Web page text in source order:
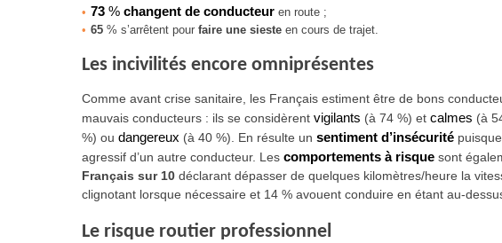
73 % changent de conducteur en route ;
65 % s’arrêtent pour faire une sieste en cours de trajet.
Les incivilités encore omniprésentes
Comme avant crise sanitaire, les Français estiment être de bons
mauvais conducteurs : ils se considèrent vigilants (à 74 %) et calmes (à
%) ou dangereux (à 40 %). En résulte un sentiment d’insécurité
agressif d’un autre conducteur. Les comportements à risque sont
Français sur 10 déclarant dépasser de quelques kilomètres/heure la
clignotant lorsque nécessaire et 14 % avouent conduire en étant au-
Le risque routier professionnel